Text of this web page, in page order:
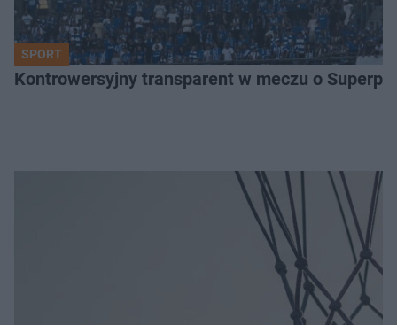
SPORT
Kontrowersyjny transparent w meczu o